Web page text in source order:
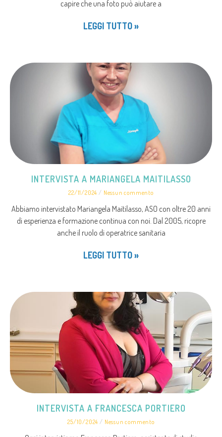
capire che una foto può aiutare a
LEGGI TUTTO »
INTERVISTA A MARIANGELA MAITILASSO
22/11/2024 Nessun commento
Abbiamo intervistato Mariangela Maitilasso, ASO con oltre 20 anni
di esperienza e formazione continua con noi. Dal 2005, ricopre
anche il ruolo di operatrice sanitaria
LEGGI TUTTO »
INTERVISTA A FRANCESCA PORTIERO
25/10/2024 Nessun commento